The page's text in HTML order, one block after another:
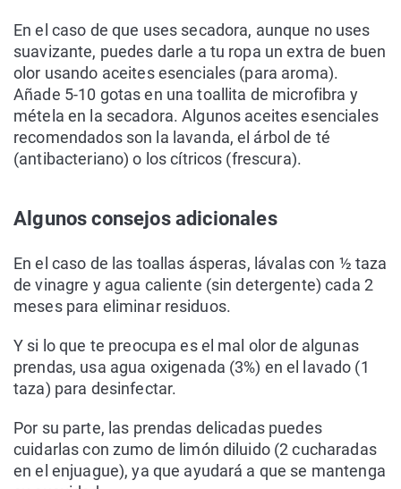
En el caso de que uses secadora, aunque no uses
suavizante, puedes darle a tu ropa un extra de buen
olor usando aceites esenciales (para aroma).
Añade 5-10 gotas en una toallita de microfibra y
métela en la secadora. Algunos aceites esenciales
recomendados son la lavanda, el árbol de té
(antibacteriano) o los cítricos (frescura).
Algunos consejos adicionales
En el caso de las toallas ásperas, lávalas con ½ taza
de vinagre y agua caliente (sin detergente) cada 2
meses para eliminar residuos.
Y si lo que te preocupa es el mal olor de algunas
prendas, usa agua oxigenada (3%) en el lavado (1
taza) para desinfectar.
Por su parte, las prendas delicadas puedes
cuidarlas con zumo de limón diluido (2 cucharadas
en el enjuague), ya que ayudará a que se mantenga